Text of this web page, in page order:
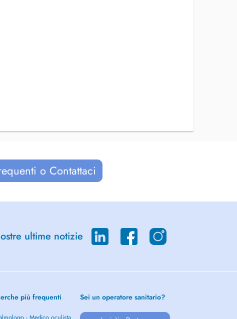
o Contattaci
ultime notizie
più frequenti Sei un operatore sanitario?